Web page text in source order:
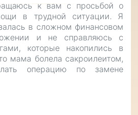
к вам с просьбой о
в трудной ситуации. Я
в сложном финансовом
и не справляюсь с
которые накопились в
мама болела сакроилеитом,
операцию по замене